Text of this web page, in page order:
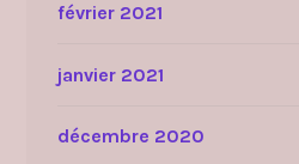
février 2021
janvier 2021
décembre 2020